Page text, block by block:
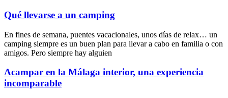
Qué llevarse a un camping
En fines de semana, puentes vacacionales, unos días de relax… un
camping siempre es un buen plan para llevar a cabo en familia o con
amigos. Pero siempre hay alguien
Acampar en la Málaga interior, una experiencia
incomparable